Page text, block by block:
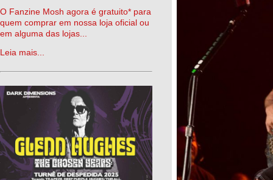
O Fanzine Mosh agora é gratuito* para
quem comprar em nossa loja oficial ou
em alguma das lojas...
Leia mais...